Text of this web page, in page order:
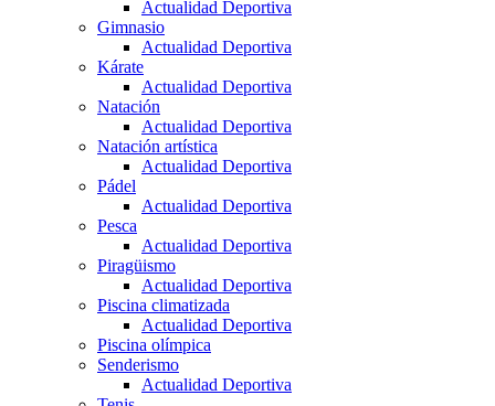
Actualidad Deportiva
Gimnasio
Actualidad Deportiva
Kárate
Actualidad Deportiva
Natación
Actualidad Deportiva
Natación artística
Actualidad Deportiva
Pádel
Actualidad Deportiva
Pesca
Actualidad Deportiva
Piragüismo
Actualidad Deportiva
Piscina climatizada
Actualidad Deportiva
Piscina olímpica
Senderismo
Actualidad Deportiva